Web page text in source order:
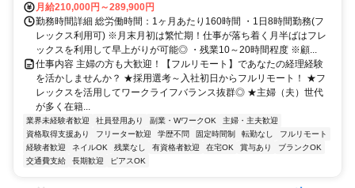
月給210,000円～289,900円
勤務時間詳細 総労働時間：1ヶ月あたり160時間 ・1日8時間勤務(フ
レックス利用可) ※月末月初は繁忙期！仕事が落ち着く月半ばはフレ
ックスを利用して早上がりが可能◎ ・残業10～20時間程度 ※顧...
仕事内容 主婦の方も大歓迎！【フルリモート】であなたの経理経験
を活かしませんか？ ★採用選考～入社初日からフルリモート！ ★フ
レックスを活用してワークライフバランス抜群◎ ★主婦（夫）世代
が多く在籍...
業界未経験者歓迎 社員登用あり 副業・WワークOK
主婦・主夫歓迎
資格取得支援あり
フリーター歓迎 学歴不問 固定時間制 転勤なし
フルリモート
経験者歓迎
ネイルOK 残業なし 有資格者歓迎 在宅OK 賞与あり
ブランクOK
交通費支給
長期歓迎 ピアスOK